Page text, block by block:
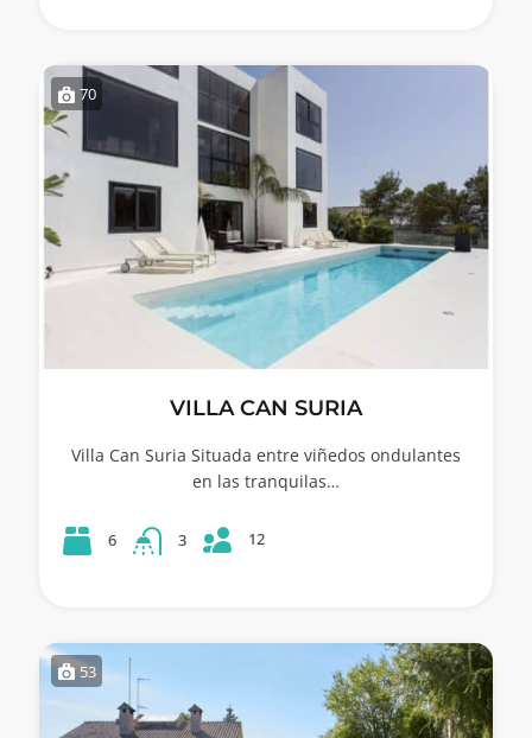
70
VILLA CAN SURIA
Villa Can Suria Situada entre viñedos ondulantes
en las tranquilas…
6 3 12
53